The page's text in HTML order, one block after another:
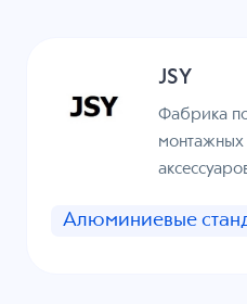
JSY
Фабрика
монтажных
Алюминиевые